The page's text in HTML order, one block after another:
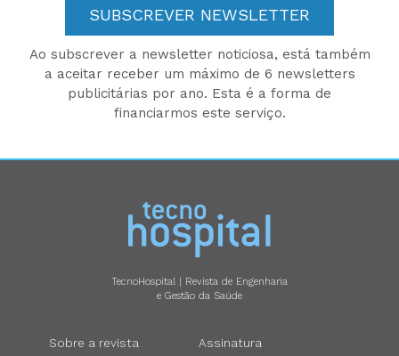
SUBSCREVER NEWSLETTER
Ao subscrever a newsletter noticiosa, está também
a aceitar receber um máximo de 6 newsletters
publicitárias por ano. Esta é a forma de
financiarmos este serviço.
TecnoHospital | Revista de Engenharia
e Gestão da Saúde
Sobre a revista
Assinatura